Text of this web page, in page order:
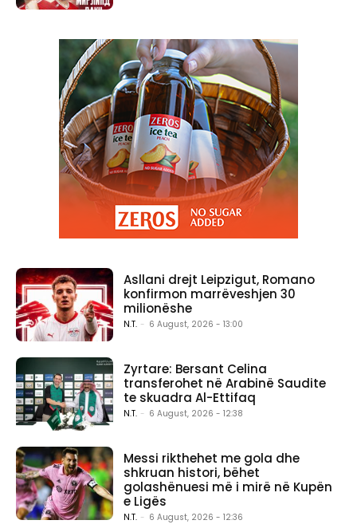
Asllani drejt Leipzigut, Romano
konfirmon marrëveshjen 30
milionëshe
N.T. - 6 August, 2026 - 13:00
Zyrtare: Bersant Celina
transferohet në Arabinë Saudite
te skuadra Al-Ettifaq
N.T. - 6 August, 2026 - 12:38
Messi rikthehet me gola dhe
shkruan histori, bëhet
golashënuesi më i mirë në Kupën
e Ligës
N.T. - 6 August, 2026 - 12:36